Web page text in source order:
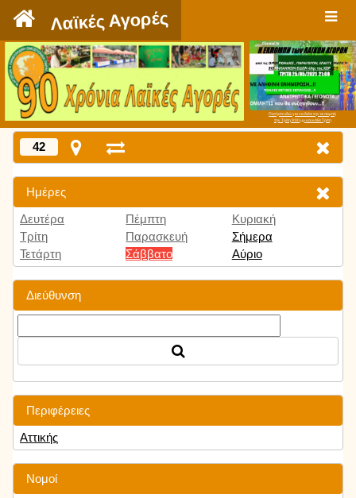
Λαϊκές Αγορές
Πατήστε εδώ για να δείτε την εκπομπή
την Τρίτη 9:00 μμ και κάθε Τρίτη
42
Ημέρες
Δευτέρα
Τρίτη
Τετάρτη
Πέμπτη
Παρασκευή
Σάββατο
Κυριακή
Σήμερα
Αύριο
Διεύθυνση
Περιφέρειες
Αττικής
Νομοί